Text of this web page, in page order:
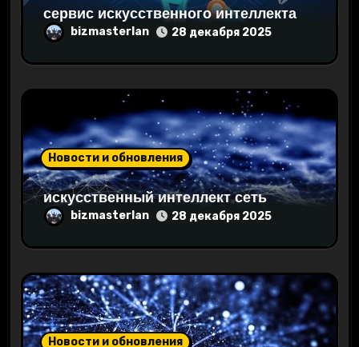
с
я
м
сервис искусственного интеллекта
bizmasterlan 28 декабря 2025
Новости и обновления
искусственный интеллект сеть
bizmasterlan 28 декабря 2025
Новости и обновления